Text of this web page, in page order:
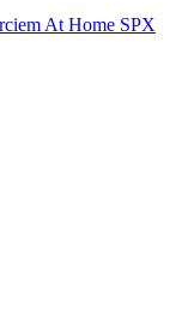
At Home SPX